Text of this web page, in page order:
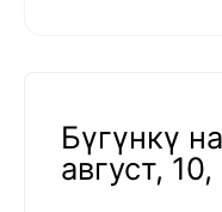
Бүгүнкү
август,